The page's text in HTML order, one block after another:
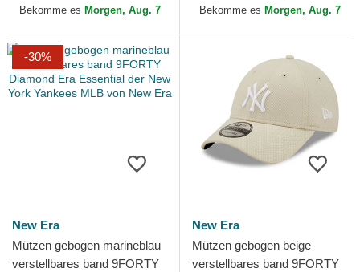
Yankees MLB von New Era
Bekomme es Morgen, Aug. 7
Yankees MLB von New Era
Bekomme es Morgen, Aug. 7
-30%
New Era
Mützen gebogen marineblau
verstellbares band 9FORTY
New Era
Mützen gebogen beige
verstellbares band 9FORTY